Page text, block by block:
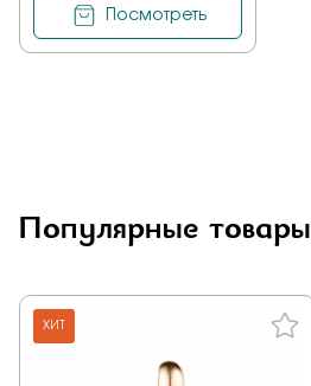
Посмотреть
Популярные товары
ХИТ